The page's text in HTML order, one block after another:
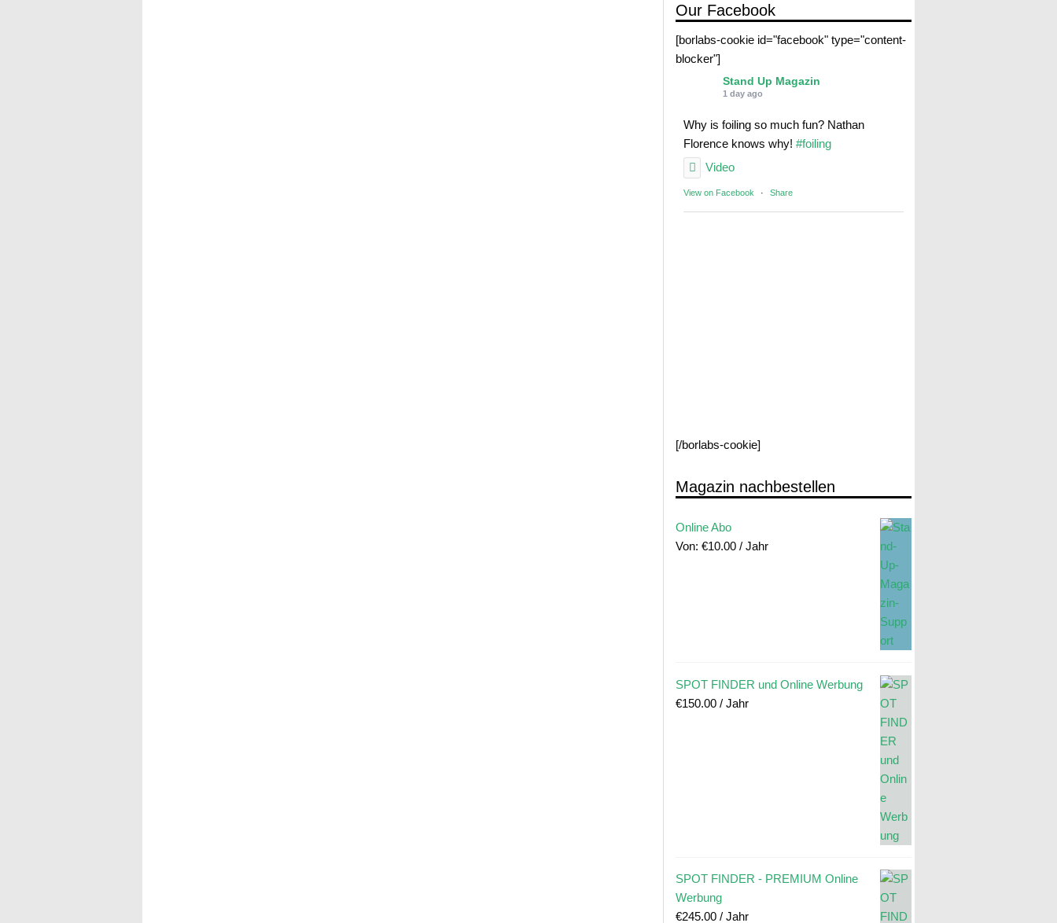
Our Facebook
[borlabs-cookie id="facebook" type="content-
blocker"]
Stand Up Magazin
1 day ago
Why is foiling so much fun? Nathan
Florence knows why! #foiling
Video
View on Facebook · Share
[/borlabs-cookie]
Magazin nachbestellen
Online Abo
Von: €10.00 / Jahr
SPOT FINDER und Online Werbung
€150.00 / Jahr
SPOT FINDER - PREMIUM Online
Werbung
€245.00 / Jahr